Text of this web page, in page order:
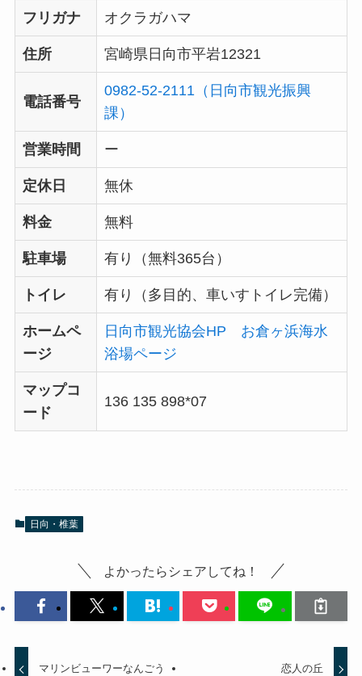
フリガナ オクラガハマ
住所 宮崎県日向市平岩12321
電話番号
0982-52-2111（日向市観光振興
課）
営業時間 ー
定休日 無休
料金 無料
駐車場 有り（無料365台）
トイレ 有り（多目的、車いすトイレ完備）
ホームペ
ージ
日向市観光協会HP お倉ヶ浜海水
浴場ページ
マップコ
ード
136 135 898*07
日向・椎葉
よかったらシェアしてね！
マリンビューワーなんごう 恋人の丘